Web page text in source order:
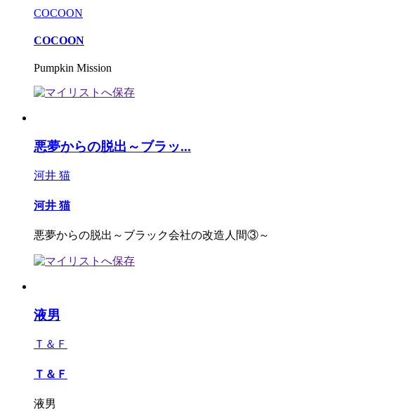
COCOON
COCOON
Pumpkin Mission
悪夢からの脱出～ブラッ...
河井 猫
河井 猫
悪夢からの脱出～ブラック会社の改造人間③～
液男
Ｔ＆Ｆ
Ｔ＆Ｆ
液男